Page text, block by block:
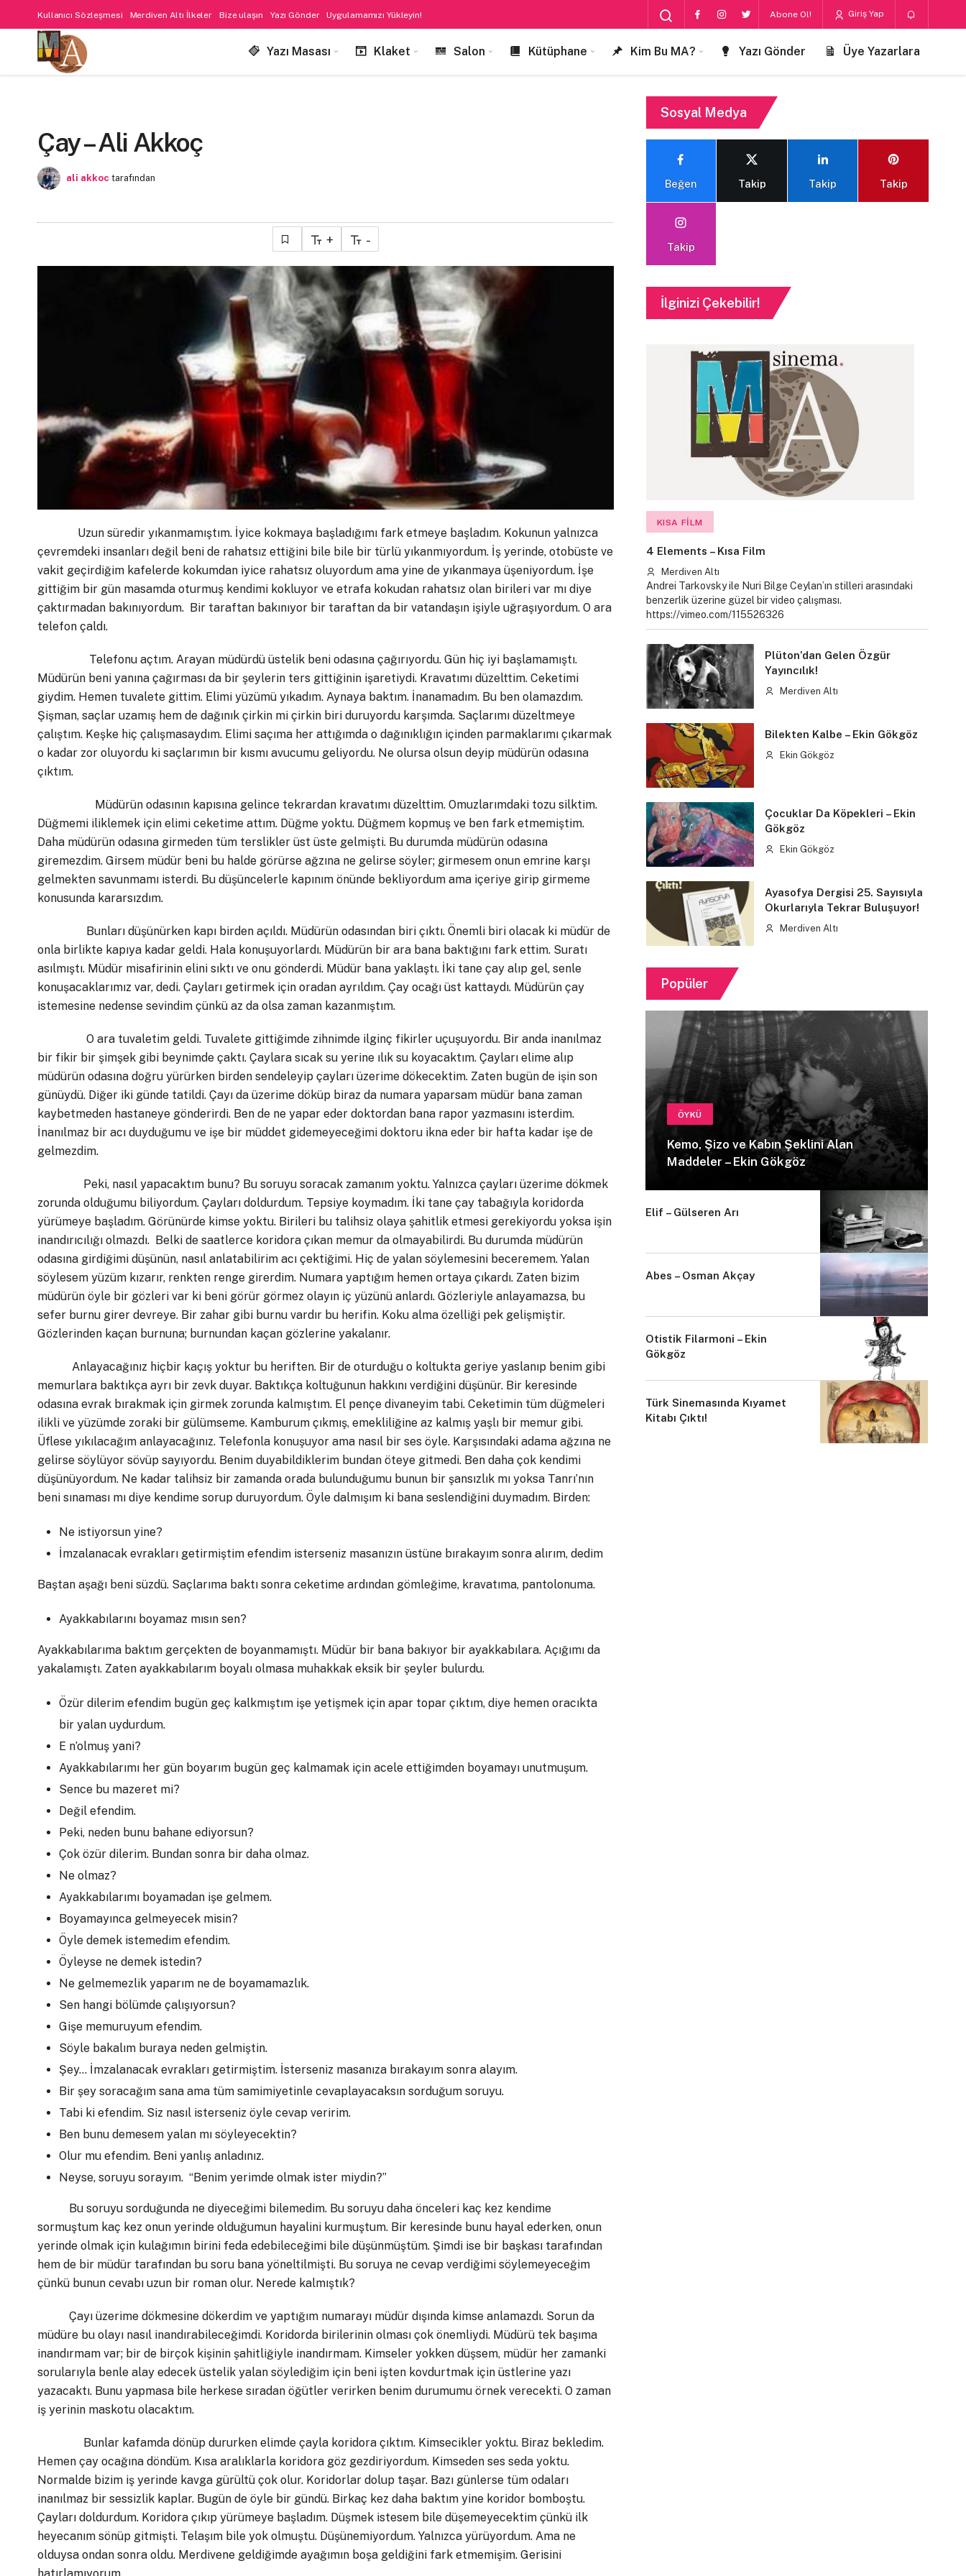
Kullanıcı Sözleşmesi Merdiven Altı İlkeler Bize ulaşın Yazı Gönder Uygulamamızı Yükleyin! Abone Ol! Giriş Yap
Yazı Masası Klaket Salon Kütüphane Kim Bu MA? Yazı Gönder Üye Yazarlara
Çay – Ali Akkoç
ali akkoc tarafından
+ -
Uzun süredir yıkanmamıştım. İyice kokmaya başladığımı fark etmeye başladım. Kokunun yalnızca
çevremdeki insanları değil beni de rahatsız ettiğini bile bile bir türlü yıkanmıyordum. İş yerinde, otobüste ve
vakit geçirdiğim kafelerde kokumdan iyice rahatsız oluyordum ama yine de yıkanmaya üşeniyordum. İşe
gittiğim bir gün masamda oturmuş kendimi kokluyor ve etrafa kokudan rahatsız olan birileri var mı diye
çaktırmadan bakınıyordum. Bir taraftan bakınıyor bir taraftan da bir vatandaşın işiyle uğraşıyordum. O ara
telefon çaldı.
Telefonu açtım. Arayan müdürdü üstelik beni odasına çağırıyordu. Gün hiç iyi başlamamıştı.
Müdürün beni yanına çağırması da bir şeylerin ters gittiğinin işaretiydi. Kravatımı düzelttim. Ceketimi
giydim. Hemen tuvalete gittim. Elimi yüzümü yıkadım. Aynaya baktım. İnanamadım. Bu ben olamazdım.
Şişman, saçlar uzamış hem de dağınık çirkin mi çirkin biri duruyordu karşımda. Saçlarımı düzeltmeye
çalıştım. Keşke hiç çalışmasaydım. Elimi saçıma her attığımda o dağınıklığın içinden parmaklarımı çıkarmak
o kadar zor oluyordu ki saçlarımın bir kısmı avucumu geliyordu. Ne olursa olsun deyip müdürün odasına
çıktım.
Müdürün odasının kapısına gelince tekrardan kravatımı düzelttim. Omuzlarımdaki tozu silktim.
Düğmemi iliklemek için elimi ceketime attım. Düğme yoktu. Düğmem kopmuş ve ben fark etmemiştim.
Daha müdürün odasına girmeden tüm terslikler üst üste gelmişti. Bu durumda müdürün odasına
giremezdim. Girsem müdür beni bu halde görürse ağzına ne gelirse söyler; girmesem onun emrine karşı
gelmekten savunmamı isterdi. Bu düşüncelerle kapınım önünde bekliyordum ama içeriye girip girmeme
konusunda kararsızdım.
Bunları düşünürken kapı birden açıldı. Müdürün odasından biri çıktı. Önemli biri olacak ki müdür de
onla birlikte kapıya kadar geldi. Hala konuşuyorlardı. Müdürün bir ara bana baktığını fark ettim. Suratı
asılmıştı. Müdür misafirinin elini sıktı ve onu gönderdi. Müdür bana yaklaştı. İki tane çay alıp gel, senle
konuşacaklarımız var, dedi. Çayları getirmek için oradan ayrıldım. Çay ocağı üst kattaydı. Müdürün çay
istemesine nedense sevindim çünkü az da olsa zaman kazanmıştım.
O ara tuvaletim geldi. Tuvalete gittiğimde zihnimde ilginç fikirler uçuşuyordu. Bir anda inanılmaz
bir fikir bir şimşek gibi beynimde çaktı. Çaylara sıcak su yerine ılık su koyacaktım. Çayları elime alıp
müdürün odasına doğru yürürken birden sendeleyip çayları üzerime dökecektim. Zaten bugün de işin son
günüydü. Diğer iki günde tatildi. Çayı da üzerime döküp biraz da numara yaparsam müdür bana zaman
kaybetmeden hastaneye gönderirdi. Ben de ne yapar eder doktordan bana rapor yazmasını isterdim.
İnanılmaz bir acı duyduğumu ve işe bir müddet gidemeyeceğimi doktoru ikna eder bir hafta kadar işe de
gelmezdim.
Peki, nasıl yapacaktım bunu? Bu soruyu soracak zamanım yoktu. Yalnızca çayları üzerime dökmek
zorunda olduğumu biliyordum. Çayları doldurdum. Tepsiye koymadım. İki tane çay tabağıyla koridorda
yürümeye başladım. Görünürde kimse yoktu. Birileri bu talihsiz olaya şahitlik etmesi gerekiyordu yoksa işin
inandırıcılığı olmazdı. Belki de saatlerce koridora çıkan memur da olmayabilirdi. Bu durumda müdürün
odasına girdiğimi düşünün, nasıl anlatabilirim acı çektiğimi. Hiç de yalan söylemesini beceremem. Yalan
söylesem yüzüm kızarır, renkten renge girerdim. Numara yaptığım hemen ortaya çıkardı. Zaten bizim
müdürün öyle bir gözleri var ki beni görür görmez olayın iç yüzünü anlardı. Gözleriyle anlayamazsa, bu
sefer burnu girer devreye. Bir zahar gibi burnu vardır bu herifin. Koku alma özelliği pek gelişmiştir.
Gözlerinden kaçan burnuna; burnundan kaçan gözlerine yakalanır.
Anlayacağınız hiçbir kaçış yoktur bu heriften. Bir de oturduğu o koltukta geriye yaslanıp benim gibi
memurlara baktıkça ayrı bir zevk duyar. Baktıkça koltuğunun hakkını verdiğini düşünür. Bir keresinde
odasına evrak bırakmak için girmek zorunda kalmıştım. El pençe divaneyim tabi. Ceketimin tüm düğmeleri
ilikli ve yüzümde zoraki bir gülümseme. Kamburum çıkmış, emekliliğine az kalmış yaşlı bir memur gibi.
Üflese yıkılacağım anlayacağınız. Telefonla konuşuyor ama nasıl bir ses öyle. Karşısındaki adama ağzına ne
gelirse söylüyor sövüp sayıyordu. Benim duyabildiklerim bundan öteye gitmedi. Ben daha çok kendimi
düşünüyordum. Ne kadar talihsiz bir zamanda orada bulunduğumu bunun bir şansızlık mı yoksa Tanrı’nın
beni sınaması mı diye kendime sorup duruyordum. Öyle dalmışım ki bana seslendiğini duymadım. Birden:
Ne istiyorsun yine?
İmzalanacak evrakları getirmiştim efendim isterseniz masanızın üstüne bırakayım sonra alırım, dedim
Baştan aşağı beni süzdü. Saçlarıma baktı sonra ceketime ardından gömleğime, kravatıma, pantolonuma.
Ayakkabılarını boyamaz mısın sen?
Ayakkabılarıma baktım gerçekten de boyanmamıştı. Müdür bir bana bakıyor bir ayakkabılara. Açığımı da
yakalamıştı. Zaten ayakkabılarım boyalı olmasa muhakkak eksik bir şeyler bulurdu.
Özür dilerim efendim bugün geç kalkmıştım işe yetişmek için apar topar çıktım, diye hemen oracıkta
bir yalan uydurdum.
E n’olmuş yani?
Ayakkabılarımı her gün boyarım bugün geç kalmamak için acele ettiğimden boyamayı unutmuşum.
Sence bu mazeret mi?
Değil efendim.
Peki, neden bunu bahane ediyorsun?
Çok özür dilerim. Bundan sonra bir daha olmaz.
Ne olmaz?
Ayakkabılarımı boyamadan işe gelmem.
Boyamayınca gelmeyecek misin?
Öyle demek istemedim efendim.
Öyleyse ne demek istedin?
Ne gelmemezlik yaparım ne de boyamamazlık.
Sen hangi bölümde çalışıyorsun?
Gişe memuruyum efendim.
Söyle bakalım buraya neden gelmiştin.
Şey… İmzalanacak evrakları getirmiştim. İsterseniz masanıza bırakayım sonra alayım.
Bir şey soracağım sana ama tüm samimiyetinle cevaplayacaksın sorduğum soruyu.
Tabi ki efendim. Siz nasıl isterseniz öyle cevap veririm.
Ben bunu demesem yalan mı söyleyecektin?
Olur mu efendim. Beni yanlış anladınız.
Neyse, soruyu sorayım. “Benim yerimde olmak ister miydin?”
Bu soruyu sorduğunda ne diyeceğimi bilemedim. Bu soruyu daha önceleri kaç kez kendime
sormuştum kaç kez onun yerinde olduğumun hayalini kurmuştum. Bir keresinde bunu hayal ederken, onun
yerinde olmak için kulağımın birini feda edebileceğimi bile düşünmüştüm. Şimdi ise bir başkası tarafından
hem de bir müdür tarafından bu soru bana yöneltilmişti. Bu soruya ne cevap verdiğimi söylemeyeceğim
çünkü bunun cevabı uzun bir roman olur. Nerede kalmıştık?
Çayı üzerime dökmesine dökerdim ve yaptığım numarayı müdür dışında kimse anlamazdı. Sorun da
müdüre bu olayı nasıl inandırabileceğimdi. Koridorda birilerinin olması çok önemliydi. Müdürü tek başıma
inandırmam var; bir de birçok kişinin şahitliğiyle inandırmam. Kimseler yokken düşsem, müdür her zamanki
sorularıyla benle alay edecek üstelik yalan söylediğim için beni işten kovdurtmak için üstlerine yazı
yazacaktı. Bunu yapmasa bile herkese sıradan öğütler verirken benim durumumu örnek verecekti. O zaman
iş yerinin maskotu olacaktım.
Bunlar kafamda dönüp dururken elimde çayla koridora çıktım. Kimsecikler yoktu. Biraz bekledim.
Hemen çay ocağına döndüm. Kısa aralıklarla koridora göz gezdiriyordum. Kimseden ses seda yoktu.
Normalde bizim iş yerinde kavga gürültü çok olur. Koridorlar dolup taşar. Bazı günlerse tüm odaları
inanılmaz bir sessizlik kaplar. Bugün de öyle bir gündü. Birkaç kez daha baktım yine koridor bomboştu.
Çayları doldurdum. Koridora çıkıp yürümeye başladım. Düşmek istesem bile düşemeyecektim çünkü ilk
heyecanım sönüp gitmişti. Telaşım bile yok olmuştu. Düşünemiyordum. Yalnızca yürüyordum. Ama ne
olduysa ondan sonra oldu. Merdivene geldiğimde ayağımın boşa geldiğini fark etmemişim. Gerisini
Sosyal Medya
Beğen Takip Takip Takip
Takip
İlginizi Çekebilir!
KISA FILM
4 Elements – Kısa Film
Merdiven Altı
Andrei Tarkovsky ile Nuri Bilge Ceylan’ın stilleri arasındaki
benzerlik üzerine güzel bir video çalışması.
https://vimeo.com/115526326
Plüton’dan Gelen Özgür
Yayıncılık!
Merdiven Altı
Bilekten Kalbe – Ekin Gökgöz
Ekin Gökgöz
Çocuklar Da Köpekleri – Ekin
Gökgöz
Ekin Gökgöz
Ayasofya Dergisi 25. Sayısıyla
Okurlarıyla Tekrar Buluşuyor!
Merdiven Altı
Popüler
ÖYKÜ
Kemo, Şizo ve Kabın Şeklini Alan
Maddeler – Ekin Gökgöz
Elif – Gülseren Arı
Abes – Osman Akçay
Otistik Filarmoni – Ekin
Gökgöz
Türk Sinemasında Kıyamet
Kitabı Çıktı!